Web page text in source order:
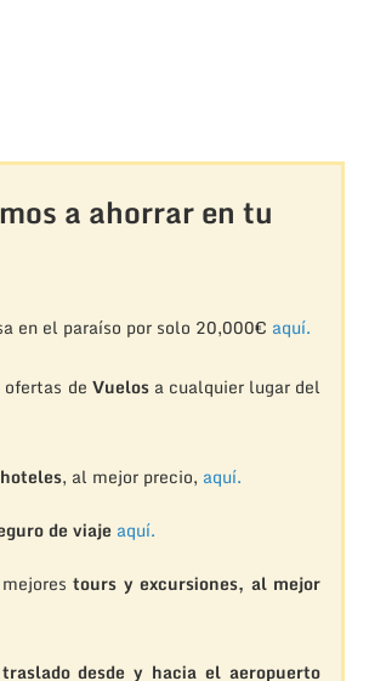
a ahorrar en tu
en el paraíso por solo 20,000€ aquí.
de Vuelosa cualquier lugar del
hoteles, al mejor precio, aquí.
de viaje aquí.
tours y excursiones, al mejor
traslado desde y hacia el aeropuerto